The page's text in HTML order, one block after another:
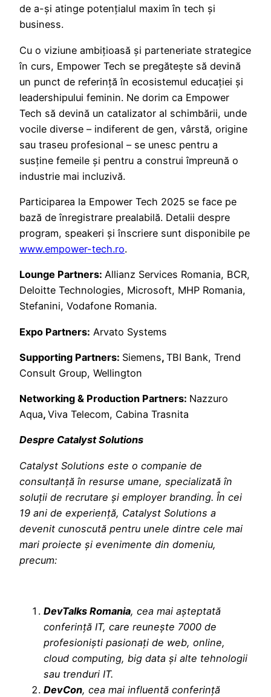
de a-și atinge potențialul maxim în tech și
business.
Cu o viziune ambițioasă și parteneriate strategice
în curs, Empower Tech se pregătește să devină
un punct de referință în ecosistemul educației și
leadershipului feminin. Ne dorim ca Empower
Tech să devină un catalizator al schimbării, unde
vocile diverse – indiferent de gen, vârstă, origine
sau traseu profesional – se unesc pentru a
susține femeile și pentru a construi împreună o
industrie mai incluzivă.
Participarea la Empower Tech 2025 se face pe
bază de înregistrare prealabilă. Detalii despre
program, speakeri și înscriere sunt disponibile pe
www.empower-tech.ro.
Lounge Partners: Allianz Services Romania, BCR,
Deloitte Technologies, Microsoft, MHP Romania,
Stefanini, Vodafone Romania.
Expo Partners: Arvato Systems
Supporting Partners: Siemens, TBI Bank, Trend
Consult Group, Wellington
Networking & Production Partners: Nazzuro
Aqua, Viva Telecom, Cabina Trasnita
Despre Catalyst Solutions
Catalyst Solutions este o companie de
consultanță în resurse umane, specializată în
soluții de recrutare și employer branding. În cei
19 ani de experiență, Catalyst Solutions a
devenit cunoscută pentru unele dintre cele mai
mari proiecte și evenimente din domeniu,
precum:
DevTalks Romania, cea mai așteptată
conferință IT, care reunește 7000 de
profesioniști pasionați de web, online,
cloud computing, big data și alte tehnologii
sau trenduri IT.
DevCon, cea mai influentă conferință